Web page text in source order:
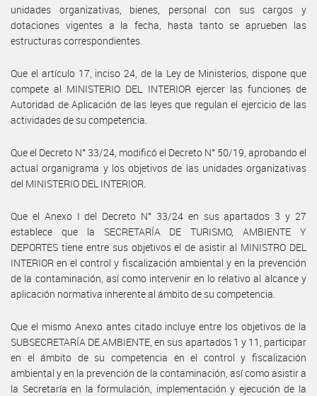
unidades organizativas, bienes, personal con sus cargos y
dotaciones vigentes a la fecha, hasta tanto se aprueben las
estructuras correspondientes.
Que el artículo 17, inciso 24, de la Ley de Ministerios, dispone que
compete al MINISTERIO DEL INTERIOR ejercer las funciones de
Autoridad de Aplicación de las leyes que regulan el ejercicio de las
actividades de su competencia.
Que el Decreto N° 33/24, modificó el Decreto N° 50/19, aprobando el
actual organigrama y los objetivos de las unidades organizativas
del MINISTERIO DEL INTERIOR.
Que el Anexo I del Decreto N° 33/24 en sus apartados 3 y 27
establece que la SECRETARÍA DE TURISMO, AMBIENTE Y
DEPORTES tiene entre sus objetivos el de asistir al MINISTRO DEL
INTERIOR en el control y fiscalización ambiental y en la prevención
de la contaminación, así como intervenir en lo relativo al alcance y
aplicación normativa inherente al ámbito de su competencia.
Que el mismo Anexo antes citado incluye entre los objetivos de la
SUBSECRETARÍA DE AMBIENTE, en sus apartados 1 y 11, participar
en el ámbito de su competencia en el control y fiscalización
ambiental y en la prevención de la contaminación, así como asistir a
la Secretaría en la formulación, implementación y ejecución de la